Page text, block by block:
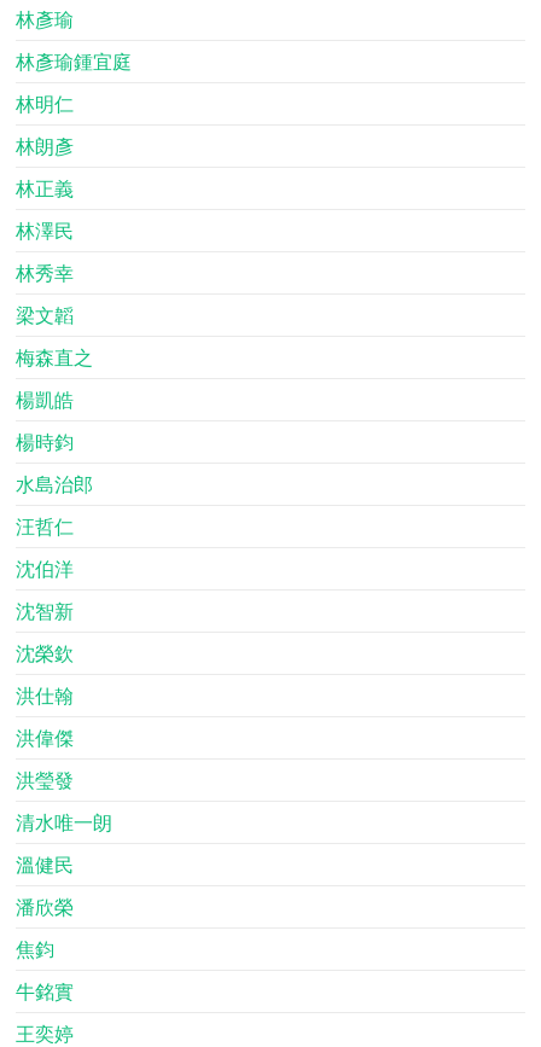
林彥瑜
林彥瑜鍾宜庭
林明仁
林朗彥
林正義
林澤民
林秀幸
梁文韜
梅森直之
楊凱皓
楊時鈞
水島治郎
汪哲仁
沈伯洋
沈智新
沈榮欽
洪仕翰
洪偉傑
洪瑩發
清水唯一朗
溫健民
潘欣榮
焦鈞
牛銘實
王奕婷